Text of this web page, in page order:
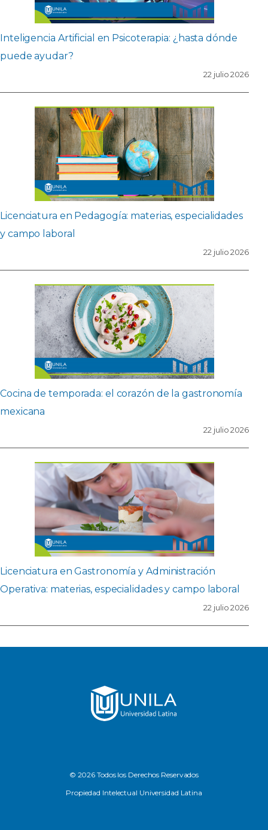
Inteligencia Artificial en Psicoterapia: ¿hasta dónde
puede ayudar?
22 julio 2026
Licenciatura en Pedagogía: materias, especialidades
y campo laboral
22 julio 2026
Cocina de temporada: el corazón de la gastronomía
mexicana
22 julio 2026
Licenciatura en Gastronomía y Administración
Operativa: materias, especialidades y campo laboral
22 julio 2026
© 2026 Todos los Derechos Reservados
Propiedad Intelectual Universidad Latina